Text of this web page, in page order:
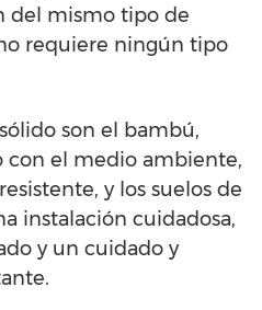
del mismo tipo de
requiere ningún tipo
son el bambú,
con el medio ambiente,
y los suelos de
instalación cuidadosa,
y un cuidado y